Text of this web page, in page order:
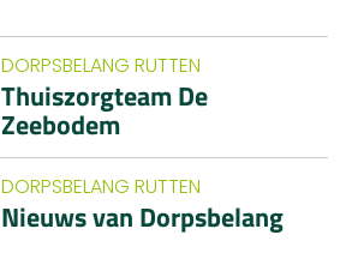
DORPSBELANG RUTTEN
Thuiszorgteam De
Zeebodem
DORPSBELANG RUTTEN
Nieuws van Dorpsbelang